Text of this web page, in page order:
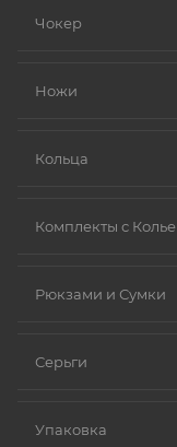
Чокер
Ножи
Кольца
Комплекты с Колье
Рюкзами и Сумки
Серьги
Упаковка